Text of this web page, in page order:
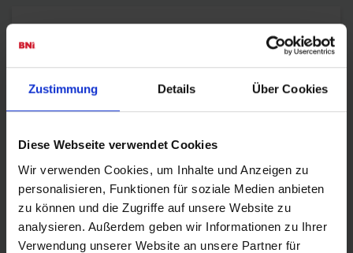
Zustimmung Details Über Cookies
Diese Webseite verwendet Cookies
Wir verwenden Cookies, um Inhalte und Anzeigen zu
personalisieren, Funktionen für soziale Medien anbieten
zu können und die Zugriffe auf unsere Website zu
analysieren. Außerdem geben wir Informationen zu Ihrer
Verwendung unserer Website an unsere Partner für
Termine
Mitglied finden
Chapter im Aufbau
Erfahrungen
FAQ
Datenschutzerklärung